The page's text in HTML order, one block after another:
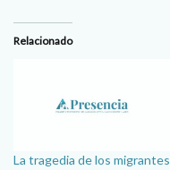
Relacionado
La tragedia de los migrantes